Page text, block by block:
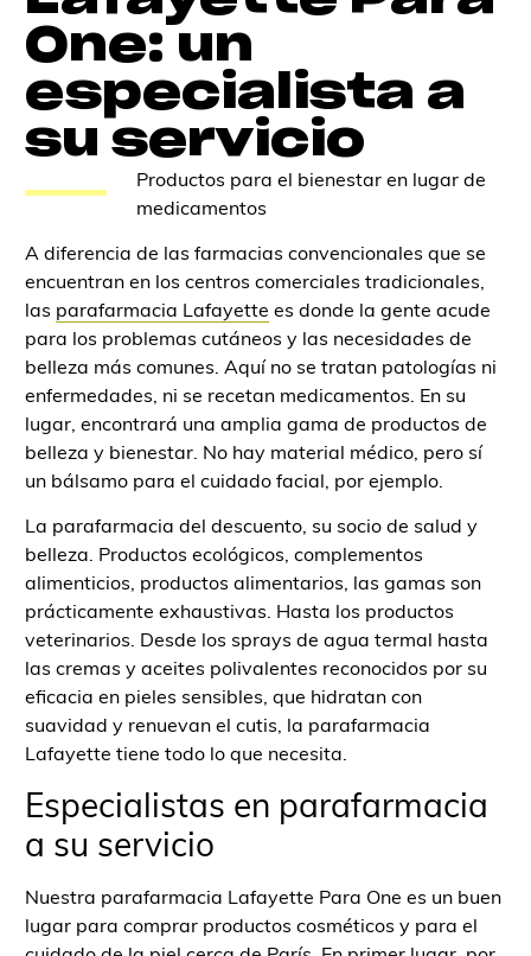
One: un
especialista a
su servicio
Productos para el bienestar en lugar de
medicamentos
A diferencia de las farmacias convencionales que se
encuentran en los centros comerciales tradicionales,
las parafarmacia Lafayette es donde la gente acude
para los problemas cutáneos y las necesidades de
belleza más comunes. Aquí no se tratan patologías ni
enfermedades, ni se recetan medicamentos. En su
lugar, encontrará una amplia gama de productos de
belleza y bienestar. No hay material médico, pero sí
un bálsamo para el cuidado facial, por ejemplo.
La parafarmacia del descuento, su socio de salud y
belleza. Productos ecológicos, complementos
alimenticios, productos alimentarios, las gamas son
prácticamente exhaustivas. Hasta los productos
veterinarios. Desde los sprays de agua termal hasta
las cremas y aceites polivalentes reconocidos por su
eficacia en pieles sensibles, que hidratan con
suavidad y renuevan el cutis, la parafarmacia
Lafayette tiene todo lo que necesita.
Especialistas en parafarmacia
a su servicio
Nuestra parafarmacia Lafayette Para One es un buen
lugar para comprar productos cosméticos y para el